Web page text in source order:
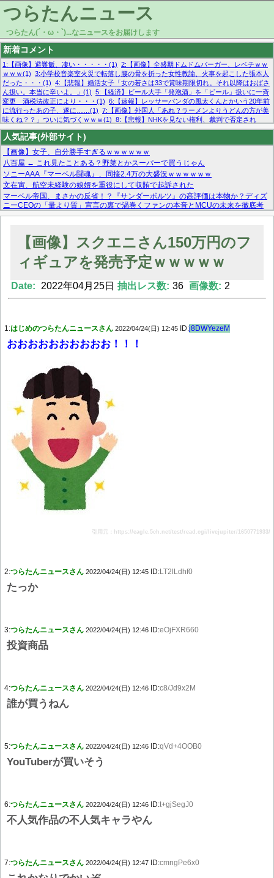
つらたんニュース
つらたん(´・ω・`)...なニュースをお届けします
新着コメント
1:【画像】避難飯、凄い・・・・・(1) 2:【画像】全盛期ドムドムバーガー、レベチｗｗ
ｗｗｗ(1) 3:小学校音楽室火災で転落し腰の骨を折った女性教諭、火事を起こした張本人
だった・・・(1) 4:【悲報】婚活女子「女の若さは33で賞味期限切れ。それ以降はおばさ
ん扱い。本当に辛いよ。」(1) 5:【経済】ビール大手「発泡酒」を「ビール」扱いに一斉
変更 酒税法改正により・・・(1) 6:【速報】レッサーパンダの風太くんとかいう20年前
に流行ったあの子、遂に……(1) 7:【画像】外国人「あれ？ラーメンよりうどんの方が美
味くね？？」ついに気づくｗｗｗ(1) 8:【悲報】NHKを見ない権利、裁判で否定され
る・・・(1) 9:欧州委員長「原発縮小は間違いでした」(1) 10:【悲報】日本企業の人手不
足、限界突破 52%「正社員も足りてません…」(1)
人気記事(外部サイト)
【画像】女子、自分勝手すぎるｗｗｗｗｗｗ
八百屋 ← これ見たことある？野菜とかスーパーで買うじゃん
ソニーAAA『マーベル闘魂』、同接2.4万の大盛況ｗｗｗｗｗｗ
文在寅、航空未経験の娘婿を重役にして収賄で起訴された
マーベル帝国、まさかの反省！？『サンダーボルツ』の高評価は本物か？ディズ
ニーCEOの「量より質」宣言の裏で渦巻くファンの本音とMCUの未来を徹底考
察！
【画像あり】FacebookとかTwitterで拾ったエロ画像貼ってくよ
【画像】スクエニさん150万円のフ
ィギュアを発売予定ｗｗｗｗｗ
Date: 2022年04月25日 抽出レス数: 36 画像数: 2
1:はじめのつらたんニュースさん 2022/04/24(日) 12:45 ID:j8DWYezeM
おおおおおおおおおお！！！
引用元：https://eagle.5ch.net/test/read.cgi/livejupiter/1650771933/
2:つらたんニュースさん 2022/04/24(日) 12:45 ID:LT2lLdhf0
たっか
3:つらたんニュースさん 2022/04/24(日) 12:46 ID:eOjFXR660
投資商品
4:つらたんニュースさん 2022/04/24(日) 12:46 ID:c8/Jd9x2M
誰が買うねん
5:つらたんニュースさん 2022/04/24(日) 12:46 ID:qVd+4OOB0
YouTuberが買いそう
6:つらたんニュースさん 2022/04/24(日) 12:46 ID:t+gjSegJ0
不人気作品の不人気キャラやん
7:つらたんニュースさん 2022/04/24(日) 12:47 ID:cmngPe6x0